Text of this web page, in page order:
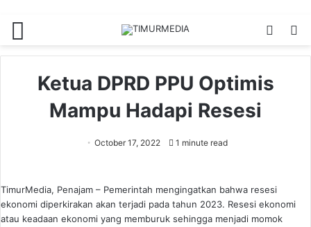
Switch
Ketua DPRD PPU Optimis
Mampu Hadapi Resesi
October 17, 2022 1 minute read
TimurMedia, Penajam – Pemerintah mengingatkan bahwa resesi
ekonomi diperkirakan akan terjadi pada tahun 2023. Resesi ekonomi
atau keadaan ekonomi yang memburuk sehingga menjadi momok